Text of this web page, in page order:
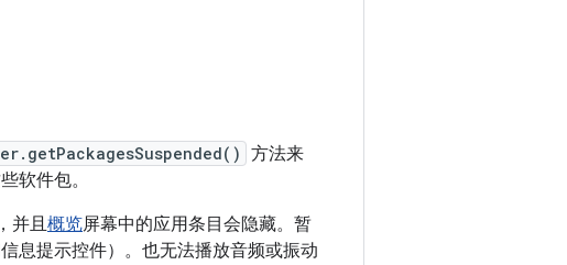
方法来
软件包。
并且概览屏幕中的应用条目会隐藏。暂
息提示控件）。也无法播放音频或振动